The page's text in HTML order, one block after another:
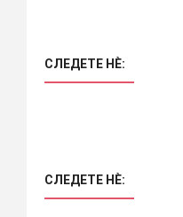
СЛЕДЕТЕ НÈ:
СЛЕДЕТЕ НÈ: